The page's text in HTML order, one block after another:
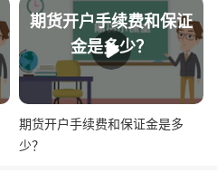
期货开户手续费和保证
金是多少？
期货开户手续费和保证金是多
少？